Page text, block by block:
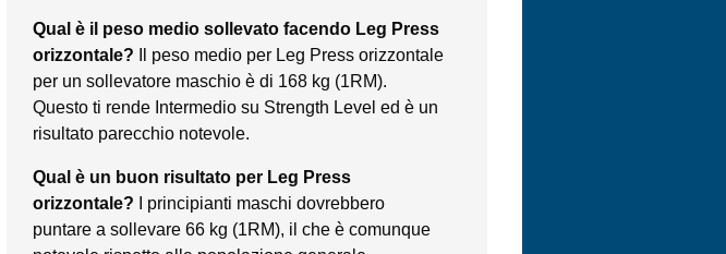
Qual è il peso medio sollevato facendo Leg Press
orizzontale?
Il peso medio per Leg Press orizzontale
per un sollevatore maschio è di 168 kg (1RM).
Questo ti rende Intermedio su Strength Level ed è un
risultato parecchio notevole.
Qual è un buon risultato per Leg Press
orizzontale?
I principianti maschi dovrebbero
puntare a sollevare 66 kg (1RM), il che è comunque